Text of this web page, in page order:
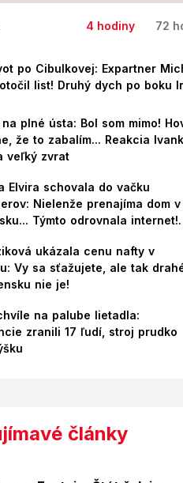
4 hodiny 72
po Cibulkovej: Expartner
list! Druhý dych po boku
plné ústa: Bol som mimo!
že to zabalím... Reakcia
veľký zvrat
Elvira schovala do vačku
Nielenže prenajíma dom v
Týmto odrovnala internet!
ukázala cenu nafty v
Vy sa sťažujete, ale tak
nie je!
na palube lietadla:
zranili 17 ľudí, stroj prudko
články